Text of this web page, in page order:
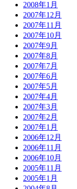
2008年1月
2007年12月
2007年11月
2007年10月
2007年9月
2007年8月
2007年7月
2007年6月
2007年5月
2007年4月
2007年3月
2007年2月
2007年1月
2006年12月
2006年11月
2006年10月
2005年11月
2005年1月